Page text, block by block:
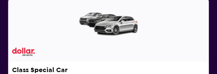
Class Special Car